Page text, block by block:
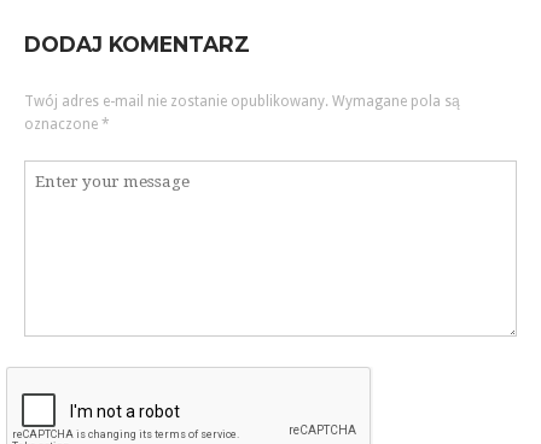
DODAJ KOMENTARZ
Twój adres e-mail nie zostanie opublikowany. Wymagane pola są
oznaczone *
Komentarz